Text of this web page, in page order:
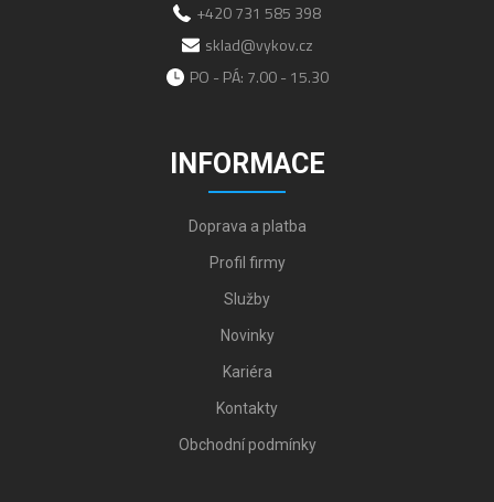
+420 731 585 398
sklad@vykov.cz
PO - PÁ: 7.00 - 15.30
INFORMACE
Doprava a platba
Profil firmy
Služby
Novinky
Kariéra
Kontakty
Obchodní podmínky